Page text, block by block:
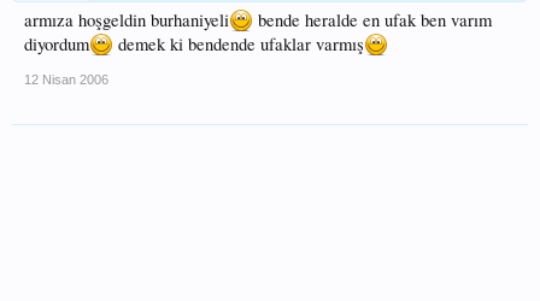
armıza hoşgeldin burhaniyeli
bende heralde en ufak ben varım
diyordum
demek ki bendende ufaklar varmış
12 Nisan 2006